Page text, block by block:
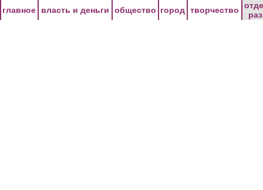
главное власть и деньги общество город творчество